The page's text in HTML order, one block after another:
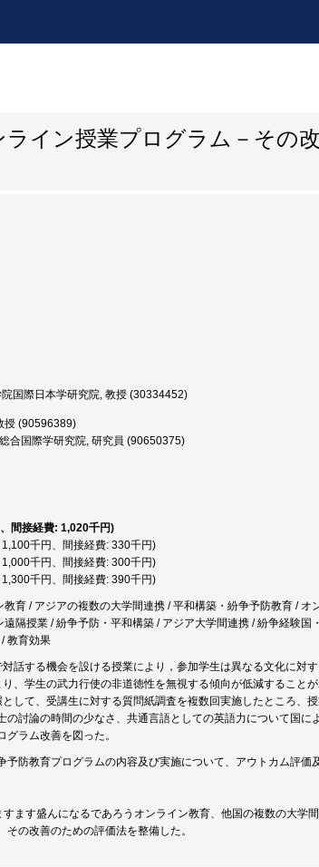
イン授業プログラム－その
国際日本学研究院, 教授 (30334452)
授 (90596389)
合国際学研究院, 研究員 (90650375)
間接経費: 1,020千円)
千円、間接経費: 330千円)
千円、間接経費: 300千円)
千円、間接経費: 390千円)
育 / アジアの複数の大学間連携 / 平和構築・紛争予防教育 / オ
隔授業 / 紛争予防・平和構築 / アジア大学間連携 / 紛争経験
教育効果
対話する機会を設ける授業により，参加学生は異なる文化に対
、学生の武力行使の非道徳性を無視する傾向が低減すること
して、受講生に対する質問紙調査を複数回実施したところ、
の討論の時間の少なさ、共通言語としての英語力について国
ラム改善を図った。
予防教育プログラムの内容及び実施について、アウトカム評価
ます盛んになるであろうオンライン教育、他国の複数の大学
の改善のための評価法を整備した。